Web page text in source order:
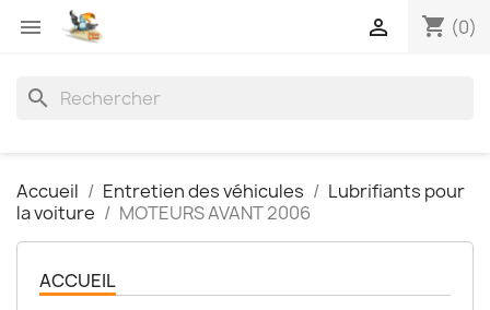
 shopping_cart (0)

search
Accueil Entretien des véhicules
Lubrifiants pour
la voiture
MOTEURS AVANT 2006
ACCUEIL